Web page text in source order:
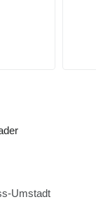
Umstadt